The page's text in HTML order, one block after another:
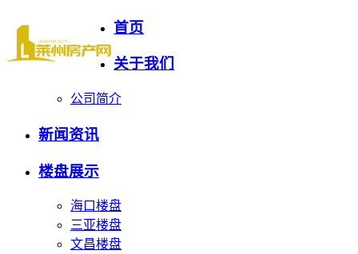
首页
关于我们
公司简介
新闻资讯
楼盘展示
海口楼盘
三亚楼盘
文昌楼盘